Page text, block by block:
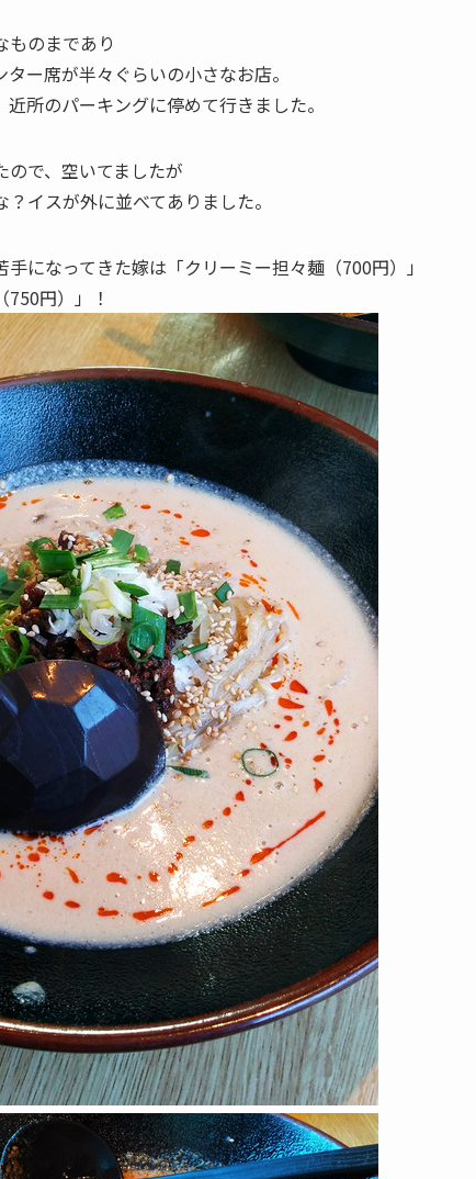
ものまであり
ー席が半々ぐらいの小さなお店。
所のパーキングに停めて行きました。
ので、空いてましたが
イスが外に並べてありました。
になってきた嫁は「クリーミー担々麺（700円）」
円）」！